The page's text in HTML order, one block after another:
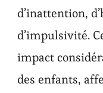
d’inattention,
d’impulsivité.
impact
des enfants,